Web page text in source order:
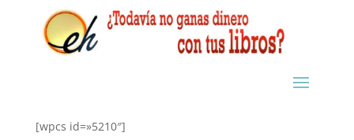
[wpcs id=»5210″]